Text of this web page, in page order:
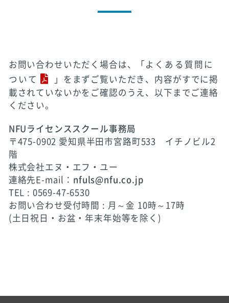
お問い合わせいただく場合は、「 よくある質問に
ついて
」をまずご覧いただき、内容がすでに掲
載されていないかをご確認のうえ、以下までご連絡
ください。
NFUライセンススクール事務局
〒475-0902 愛知県半田市宮路町533 イチノビル2
階
株式会社エヌ・エフ・ユー
連絡先E-mail： nfuls@nfu.co.jp
TEL : 0569-47-6530
お問い合わせ受付時間 : 月～金 10時～17時
(土日祝日・お盆・年末年始等を除く)